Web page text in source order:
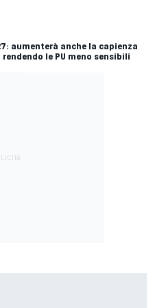
aumenterà anche la capienza
le PU meno sensibili